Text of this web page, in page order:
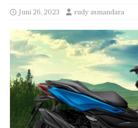
Juni 26, 2023 rudy asmandara